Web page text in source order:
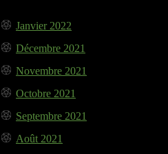
Janvier 2022
Décembre 2021
Novembre 2021
Octobre 2021
Septembre 2021
Août 2021